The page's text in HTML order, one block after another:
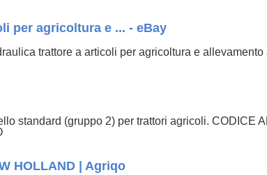
per agricoltura e ... - eBay
trattore a articoli per agricoltura e
standard (gruppo 2) per trattori agricoli. CODICE
HOLLAND | Agriqo